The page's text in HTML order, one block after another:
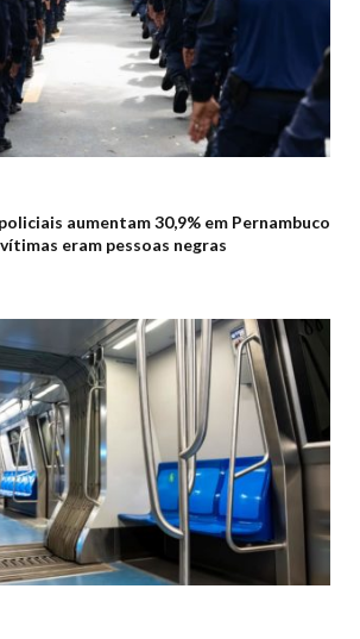
aumentam 30,9% em Pernambuco
eram pessoas negras